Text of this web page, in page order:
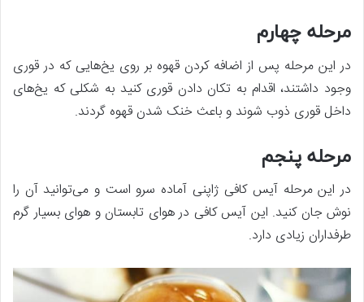
مرحله چهارم
در این مرحله پس از اضافه کردن قهوه بر روی یخ‌هایی که در قوری
وجود داشتند، اقدام به تکان دادن قوری کنید به شکلی که یخ‌های
داخل قوری ذوب شوند و باعث خنک شدن قهوه گردند.
مرحله پنجم
در این مرحله آیس کافی ژاپنی آماده سرو است و می‌توانید آن را
نوش جان کنید. این آیس کافی در هوای تابستان و هوای بسیار گرم
طرفداران زیادی دارد.